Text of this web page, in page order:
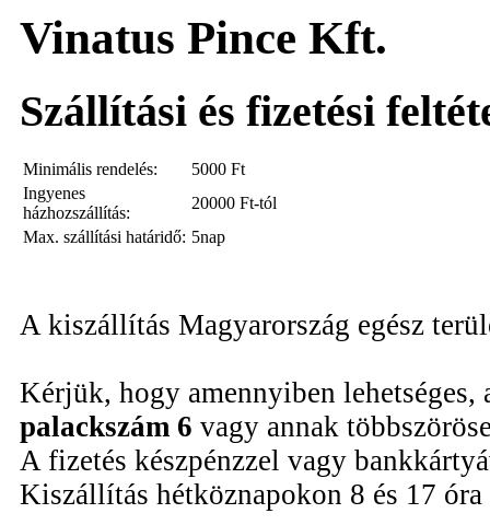
Vinatus Pince Kft.
Szállítási és fizetési
Minimális rendelés: 5000 Ft
Ingyenes
házhozszállítás:
20000 Ft-tól
Max. szállítási határidő: 5nap
A kiszállítás Magyarország egész
Kérjük, hogy amennyiben lehetséges,
palackszám 6 vagy annak
A fizetés készpénzzel vagy
Kiszállítás hétköznapokon 8 és 17